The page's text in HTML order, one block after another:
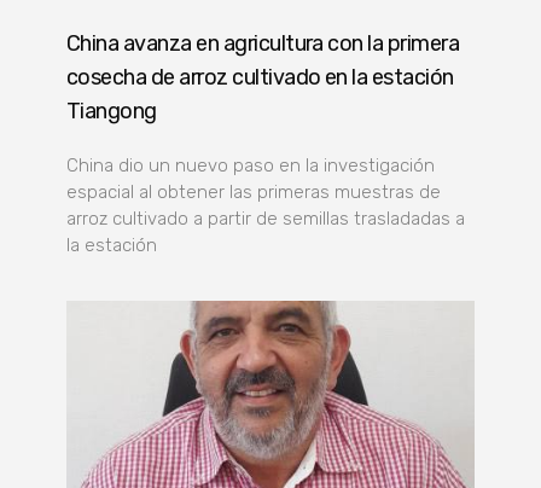
China avanza en agricultura con la primera
cosecha de arroz cultivado en la estación
Tiangong
China dio un nuevo paso en la investigación
espacial al obtener las primeras muestras de
arroz cultivado a partir de semillas trasladadas a
la estación